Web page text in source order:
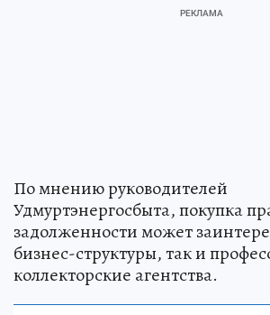
По мнению руководителей
Удмуртэнергосбыта, покупка
задолженности может
бизнес-структуры, так и
коллекторские агентства.